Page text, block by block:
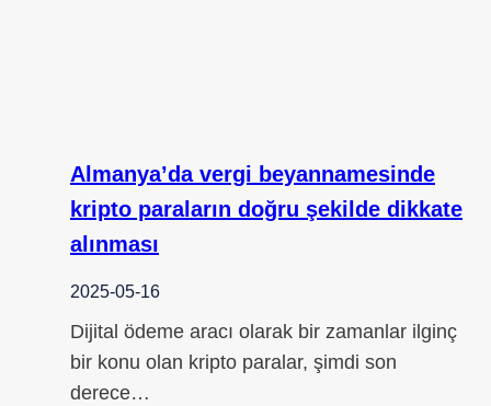
Almanya’da vergi beyannamesinde
kripto paraların doğru şekilde dikkate
alınması
2025-05-16
Dijital ödeme aracı olarak bir zamanlar ilginç
bir konu olan kripto paralar, şimdi son
derece…